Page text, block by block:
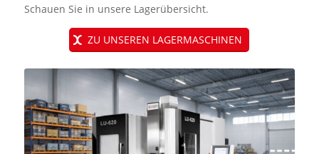
Schauen Sie in unsere Lagerübersicht.
ZU UNSEREN LAGERMASCHINEN